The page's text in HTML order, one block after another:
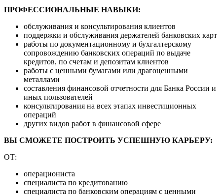
ПРОФЕССИОНАЛЬНЫЕ НАВЫКИ:
обслуживания и консультирования клиентов
поддержки и обслуживания держателей банковских карт
работы по документационному и бухгалтерскому
сопровождению банковских операций по выдаче
кредитов, по счетам и депозитам клиентов
работы с ценными бумагами или драгоценными
металлами
составления финансовой отчетности для Банка России и
иных пользователей
консультирования на всех этапах инвестиционных
операций
других видов работ в финансовой сфере
ВЫ СМОЖЕТЕ ПОСТРОИТЬ УСПЕШНУЮ КАРЬЕРУ:
ОТ:
операциониста
специалиста по кредитованию
специалиста по банковским операциям с ценными